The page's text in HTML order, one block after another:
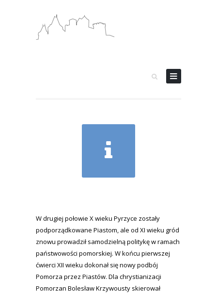
W drugiej połowie X wieku Pyrzyce zostały
podporządkowane Piastom, ale od XI wieku gród
znowu prowadził samodzielną politykę w ramach
państwowości pomorskiej. W końcu pierwszej
ćwierci XII wieku dokonał się nowy podbój
Pomorza przez Piastów. Dla chrystianizacji
Pomorzan Bolesław Krzywousty skierował